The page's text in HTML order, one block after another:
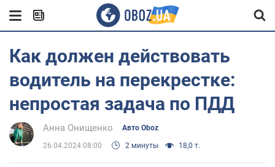
Как должен действовать
водитель на перекрестке:
непростая задача по ПДД
Анна Онищенко Авто Oboz
26.04.2024 08:00 2 минуты 18,0 т.